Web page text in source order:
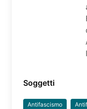
Soggetti
Antifascismo